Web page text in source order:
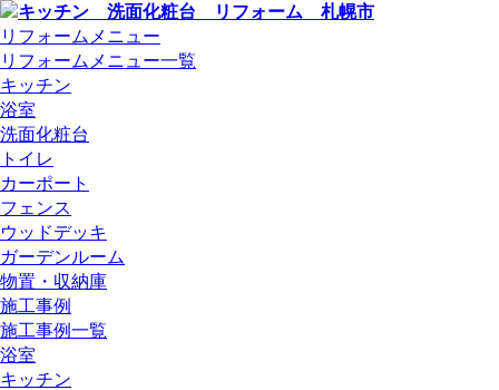
リフォームメニュー
リフォームメニュー一覧
キッチン
浴室
洗面化粧台
トイレ
カーポート
フェンス
ウッドデッキ
ガーデンルーム
物置・収納庫
施工事例
施工事例一覧
浴室
キッチン